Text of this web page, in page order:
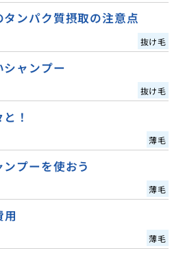
ンパク質摂取の注意点
抜け毛
ャンプー
抜け毛
！
薄毛
プーを使おう
薄毛
用
薄毛